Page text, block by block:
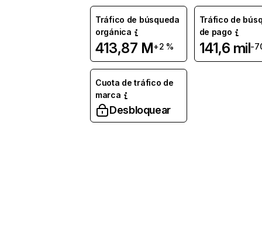
Tráfico de búsqueda
orgánica
413,87 M+2 %
Tráfico de
de pago
141,6 mil-
Cuota de tráfico de
marca
Desbloquear